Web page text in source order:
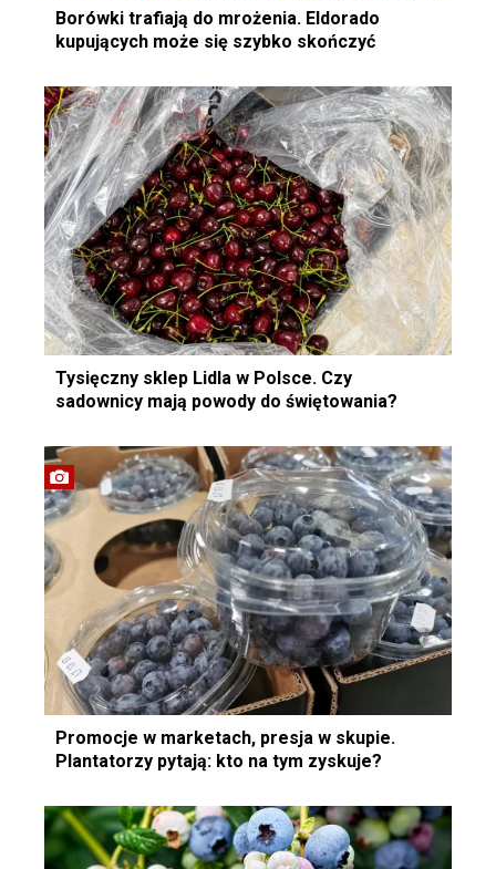
Borówki trafiają do mrożenia. Eldorado
kupujących może się szybko skończyć
Tysięczny sklep Lidla w Polsce. Czy
sadownicy mają powody do świętowania?
Promocje w marketach, presja w skupie.
Plantatorzy pytają: kto na tym zyskuje?